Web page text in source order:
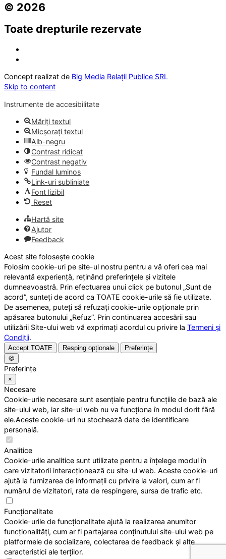
© 2026
Toate drepturile rezervate
Concept realizat de Big Media Relații Publice SRL
Skip to content
Instrumente de accesibilitate
Măriți textul
Micșorați textul
Alb-negru
Contrast ridicat
Contrast negativ
Fundal luminos
Link-uri subliniate
Font lizibil
Reset
Hartă site
Ajutor
Feedback
Acest site folosește cookie
Folosim cookie-uri pe site-ul nostru pentru a vă oferi cea mai
relevantă experiență, reținând preferințele și vizitele
dumneavoastră. Prin efectuarea unui click pe butonul „Sunt de
acord”, sunteți de acord ca TOATE cookie-urile să fie utilizate.
De asemenea, puteți să refuzați cookie-urile opționale prin
apăsarea butonului „Refuz”. Prin continuarea accesării sau
utilizării Site-ului web vă exprimați acordul cu privire la Termeni și
Condiții.
Accept TOATE Resping opționale
Preferințe
🍪
Preferințe
×
Necesare
Cookie-urile necesare sunt esențiale pentru funcțiile de bază ale
site-ului web, iar site-ul web nu va funcționa în modul dorit fără
ele.Aceste cookie-uri nu stochează date de identificare
personală.
Analitice
Cookie-urile analitice sunt utilizate pentru a înțelege modul în
care vizitatorii interacționează cu site-ul web. Aceste cookie-uri
ajută la furnizarea de informații cu privire la valori, cum ar fi
numărul de vizitatori, rata de respingere, sursa de trafic etc.
Funcționalitate
Cookie-urile de funcționalitate ajută la realizarea anumitor
funcționalități, cum ar fi partajarea conținutului site-ului web pe
platformele de socializare, colectarea de feedback și alte
caracteristici ale terților.